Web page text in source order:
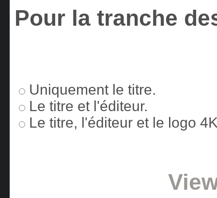
Pour la tranche
Uniquement le titre.
Le titre et l'éditeur.
Le titre, l'éditeur et le logo